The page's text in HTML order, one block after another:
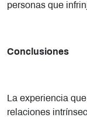
personas que
Conclusiones
La experiencia
relaciones